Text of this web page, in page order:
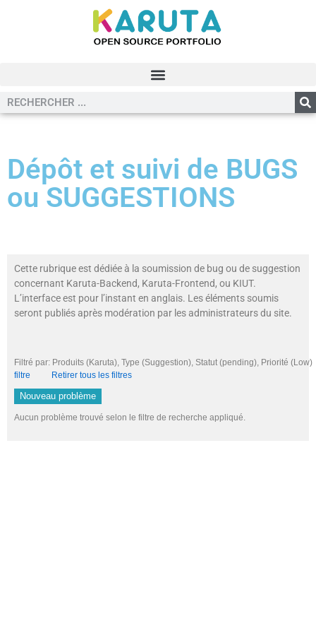
Dépôt et suivi de BUGS
ou SUGGESTIONS
Cette rubrique est dédiée à la soumission de bug ou de suggestion
concernant Karuta-Backend, Karuta-Frontend, ou KIUT.
L’interface est pour l’instant en anglais. Les éléments soumis
seront publiés après modération par les administrateurs du site.
Filtré par: Produits (Karuta), Type (Suggestion), Statut (pending), Priorité
filtre
Retirer tous les filtres
Nouveau problème
Aucun problème trouvé selon le filtre de recherche appliqué.